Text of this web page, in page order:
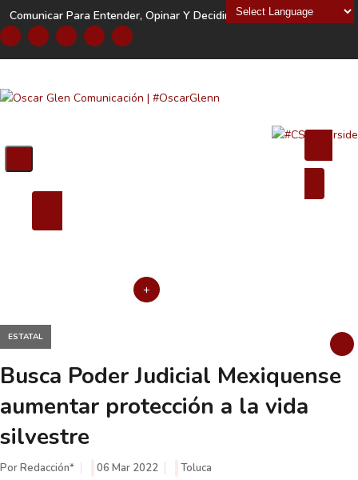
Powered by
Comunicar Para Entender, Opinar Y Decidir
+
ESTATAL
Busca Poder Judicial Mexiquense
aumentar protección a la vida
silvestre
Por Redacción* 06 Mar 2022 Toluca
SUSCRIBEME